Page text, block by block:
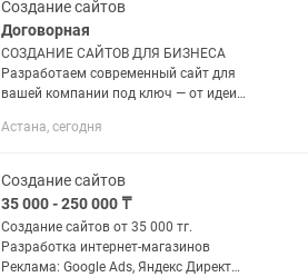
Создание сайтов
Договорная
СОЗДАНИЕ САЙТОВ ДЛЯ БИЗНЕСА
Разработаем современный сайт для
вашей компании под ключ — от идеи
интернете. Подходит для: • магазинов
Астана, сегодня
Создание сайтов
35 000 - 250 000 ₸
Создание сайтов от 35 000 тг.
Разработка интернет-магазинов
Реклама: Google Ads, Яндекс Директ